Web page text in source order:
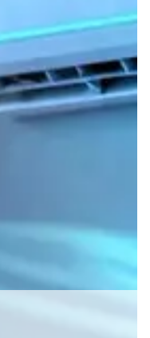
voor de diensten?
waaronder
of via een
over betalingen, neem
met ons
ervoor dat we
probleem op te lossen.